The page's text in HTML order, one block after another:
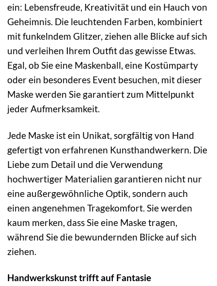
ein: Lebensfreude, Kreativität und ein Hauch von
Geheimnis. Die leuchtenden Farben, kombiniert
mit funkelndem Glitzer, ziehen alle Blicke auf sich
und verleihen Ihrem Outfit das gewisse Etwas.
Egal, ob Sie eine Maskenball, eine Kostümparty
oder ein besonderes Event besuchen, mit dieser
Maske werden Sie garantiert zum Mittelpunkt
jeder Aufmerksamkeit.
Jede Maske ist ein Unikat, sorgfältig von Hand
gefertigt von erfahrenen Kunsthandwerkern. Die
Liebe zum Detail und die Verwendung
hochwertiger Materialien garantieren nicht nur
eine außergewöhnliche Optik, sondern auch
einen angenehmen Tragekomfort. Sie werden
kaum merken, dass Sie eine Maske tragen,
während Sie die bewundernden Blicke auf sich
ziehen.
Handwerkskunst trifft auf Fantasie